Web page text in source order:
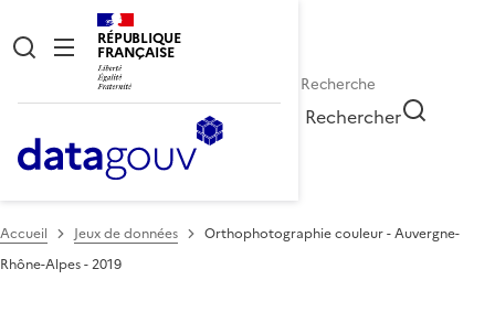
RÉPUBLIQUE
FRANÇAISE
Rechercher
Accueil Jeux de données
Orthophotographie couleur - Auvergne-
Rhône-Alpes - 2019